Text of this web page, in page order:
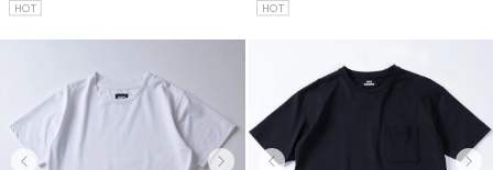
HOT HOT